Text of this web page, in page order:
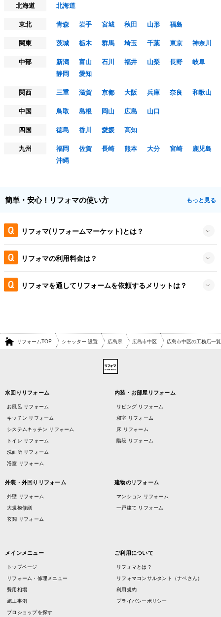
北海道
北海道
東北
青森 岩手 宮城 秋田 山形
福島
関東
茨城 栃木 群馬 埼玉 千葉 東京
神奈川
中部
新潟 富山 石川 福井 山梨 長野
岐阜
静岡
愛知
関西
三重 滋賀 京都 大阪 兵庫 奈良
和歌山
中国
鳥取 島根 岡山 広島
山口
四国
徳島 香川 愛媛
高知
九州
福岡 佐賀 長崎 熊本 大分 宮崎
鹿児島
沖縄
簡単・安心！リフォマの使い方 もっと見る
リフォマ(リフォームマーケット)とは？
リフォマの利用料金は？
リフォマを通してリフォームを依頼するメリットは？
リフォームTOP シャッター 設置 広島県 広島市中区 広島市中区の工務店一覧
水回りリフォーム
お風呂 リフォーム
キッチン リフォーム
システムキッチン リフォーム
トイレ リフォーム
洗面所 リフォーム
浴室 リフォーム
内装・お部屋リフォーム
リビング リフォーム
和室 リフォーム
床 リフォーム
階段 リフォーム
外装・外回りリフォーム
外壁 リフォーム
大規模修繕
玄関 リフォーム
建物のリフォーム
マンション リフォーム
一戸建て リフォーム
メインメニュー
トップページ
リフォーム・修理メニュー
費用相場
施工事例
プロショップを探す
ご利用について
リフォマとは？
リフォマコンサルタント（ナベさん）
利用規約
プライバシーポリシー